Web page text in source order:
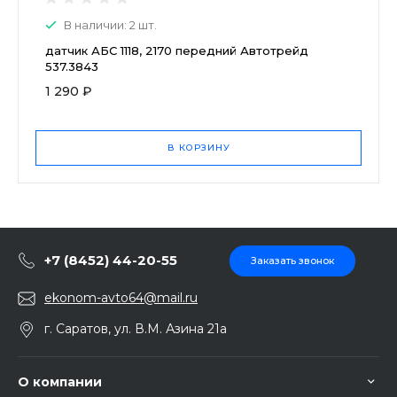
В наличии: 2 шт.
датчик АБС 1118, 2170 передний Автотрейд
537.3843
1 290 ₽
В КОРЗИНУ
+7 (8452) 44-20-55 Заказать звонок
ekonom-avto64@mail.ru
г. Саратов, ул. В.М. Азина 21а
О компании